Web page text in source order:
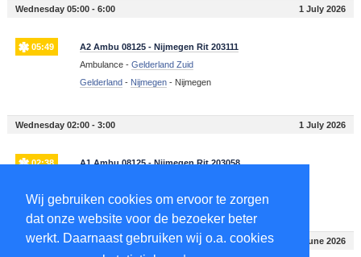
Wij gebruiken cookies om ervoor te zorgen
dat onze website voor de bezoeker beter
werkt. Daarnaast gebruiken wij o.a. cookies
Wednesday 05:00 - 6:00 1 July 2026
05:49
A2 Ambu 08125 - Nijmegen Rit 203111
Ambulance - Gelderland Zuid
Gelderland- Nijmegen- Nijmegen
Wednesday 02:00 - 3:00 1 July 2026
02:38
A1 Ambu 08125 - Nijmegen Rit 203058
Gelderland-Nijmegen- Nijmegen
Tuesday 12:00 - 13:00 30 June 2026